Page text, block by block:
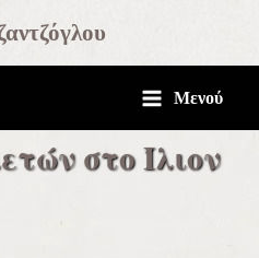
Menu
Μενού
στο Ίλιον